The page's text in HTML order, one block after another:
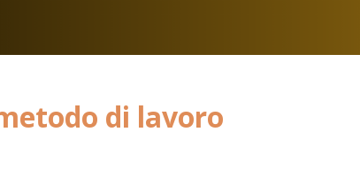
di lavoro